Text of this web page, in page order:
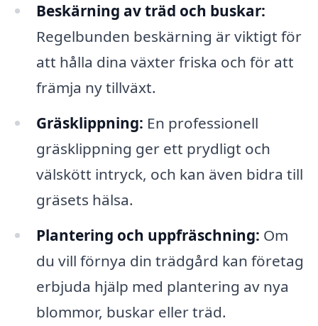
Beskärning av träd och buskar:
Regelbunden beskärning är viktigt för
att hålla dina växter friska och för att
främja ny tillväxt.
Gräsklippning: En professionell
gräsklippning ger ett prydligt och
välskött intryck, och kan även bidra till
gräsets hälsa.
Plantering och uppfräschning: Om
du vill förnya din trädgård kan företag
erbjuda hjälp med plantering av nya
blommor, buskar eller träd.